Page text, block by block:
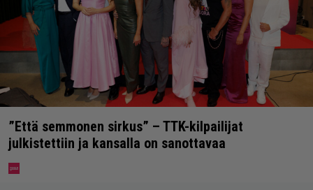
”Että semmonen sirkus” – TTK-kilpailijat
julkistettiin ja kansalla on sanottavaa